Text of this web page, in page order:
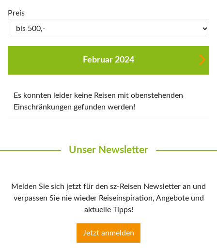
Preis
Februar 2024
Es konnten leider keine Reisen mit obenstehenden
Einschränkungen gefunden werden!
Unser Newsletter
Melden Sie sich jetzt für den sz-Reisen Newsletter an und
verpassen Sie nie wieder Reiseinspiration, Angebote und
aktuelle Tipps!
Jetzt anmelden